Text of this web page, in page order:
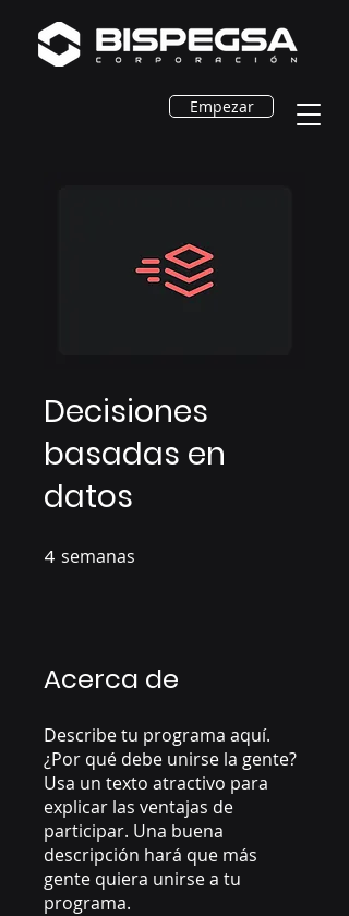
Empezar
Decisiones
basadas en
datos
4 semanas
Acerca de
Describe tu programa aquí.
¿Por qué debe unirse la gente?
Usa un texto atractivo para
explicar las ventajas de
participar. Una buena
descripción hará que más
gente quiera unirse a tu
programa.